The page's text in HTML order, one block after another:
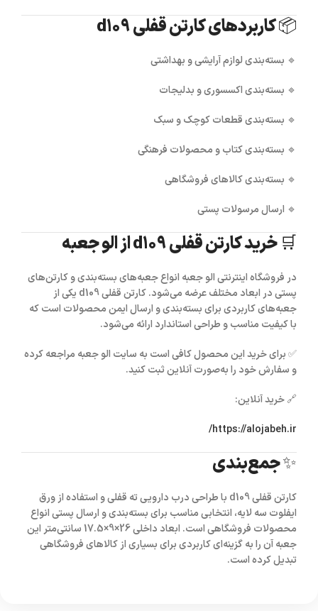
📦 کاربردهای کارتن قفلی d109
🔹 بسته‌بندی لوازم آرایشی و بهداشتی
🔹 بسته‌بندی اکسسوری و بدلیجات
🔹 بسته‌بندی قطعات کوچک و سبک
🔹 بسته‌بندی کتاب و محصولات فرهنگی
🔹 بسته‌بندی کالاهای فروشگاهی
🔹 ارسال مرسولات پستی
🛒 خرید کارتن قفلی d109 از الو جعبه
در فروشگاه اینترنتیالو جعبه انواع جعبه‌های بسته‌بندی و کارتن‌های
پستی در ابعاد مختلف عرضه می‌شود.کارتن قفلی d109
یکی از
جعبه‌های کاربردی برای بسته‌بندی و ارسال ایمن محصولات است که
با کیفیت مناسب و طراحی استاندارد ارائه می‌شود.
✅ برای خرید این محصول کافی است به سایت الو جعبه مراجعه کرده
و سفارش خود را به‌صورت آنلاین ثبت کنید.
🔗 خرید آنلاین:
https://alojabeh.ir/
✨ جمع‌بندی
کارتن قفلی d109 با طراحیدرب دارویی ته قفلیو استفاده از ورق
ایفلوت سه لایه، انتخابی مناسب برای بسته‌بندی و ارسال پستی انواع
محصولات فروشگاهی است. ابعاد داخلی26×9×17.5 سانتی‌متر
این
جعبه آن را به گزینه‌ای کاربردی برای بسیاری از کالاهای فروشگاهی
تبدیل کرده است.